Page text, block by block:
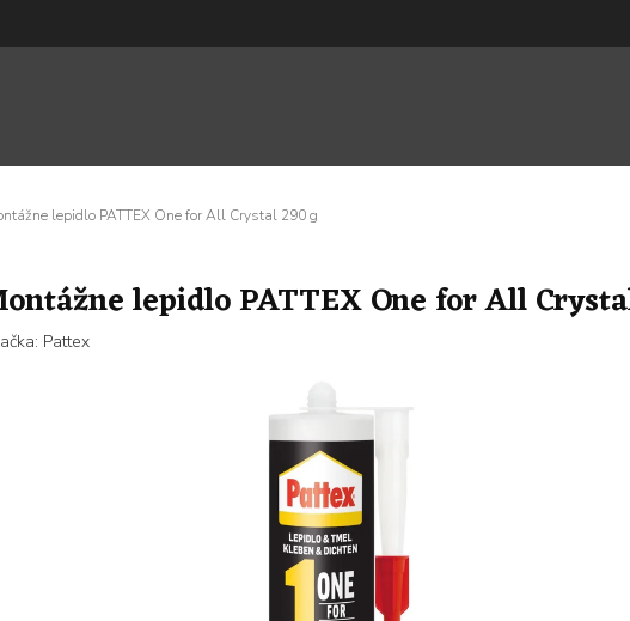
lepidlo PATTEX One for All Crystal 290 g
lepidlo PATTEX One for All
Pattex